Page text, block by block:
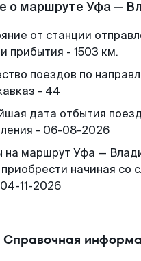
о маршруте Уфа —
от станции
прибытия - 1503 км.
поездов по
- 44
дата отбытия
- 06-08-2026
на маршрут Уфа —
начиная со
11-2026
Справочная